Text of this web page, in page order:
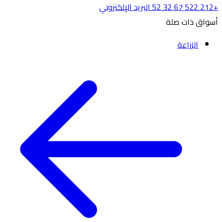
+212 522 67 32 52
البريد الإلكتروني
أسواق ذات صلة
الزراعة